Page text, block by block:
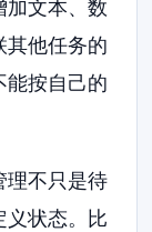
加文本、数
其他任务的
能按自己的
理不只是待
义状态。比